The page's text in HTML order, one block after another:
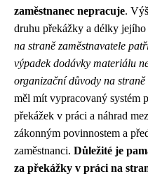
zaměstnanec nepracuje.
druhu překážky a délky jejího
na straně zaměstnavatele
výpadek dodávky materiálu
organizační důvody na straně
měl mít vypracovaný systém
překážek v práci a náhrad
zákonným povinnostem a
zaměstnanci. Důležité je
za překážky v práci na